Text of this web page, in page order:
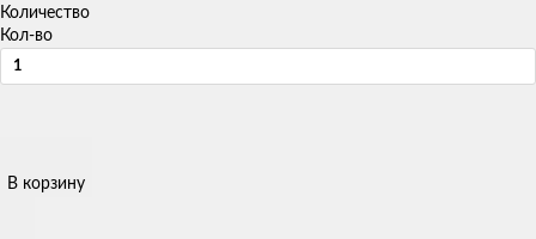
Количество
Кол-во
В корзину